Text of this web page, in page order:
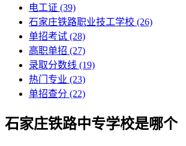
电工证 (39)
石家庄铁路职业技工学校 (26)
单招考试 (28)
高职单招 (27)
录取分数线 (19)
热门专业 (23)
单招查分 (22)
石家庄铁路中专学校是哪个